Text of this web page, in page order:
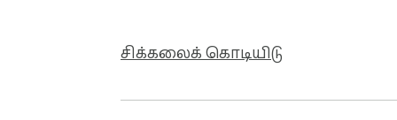
• Dropshippers & Sourcing Agents:
சிக்கலைக் கொடியிடு